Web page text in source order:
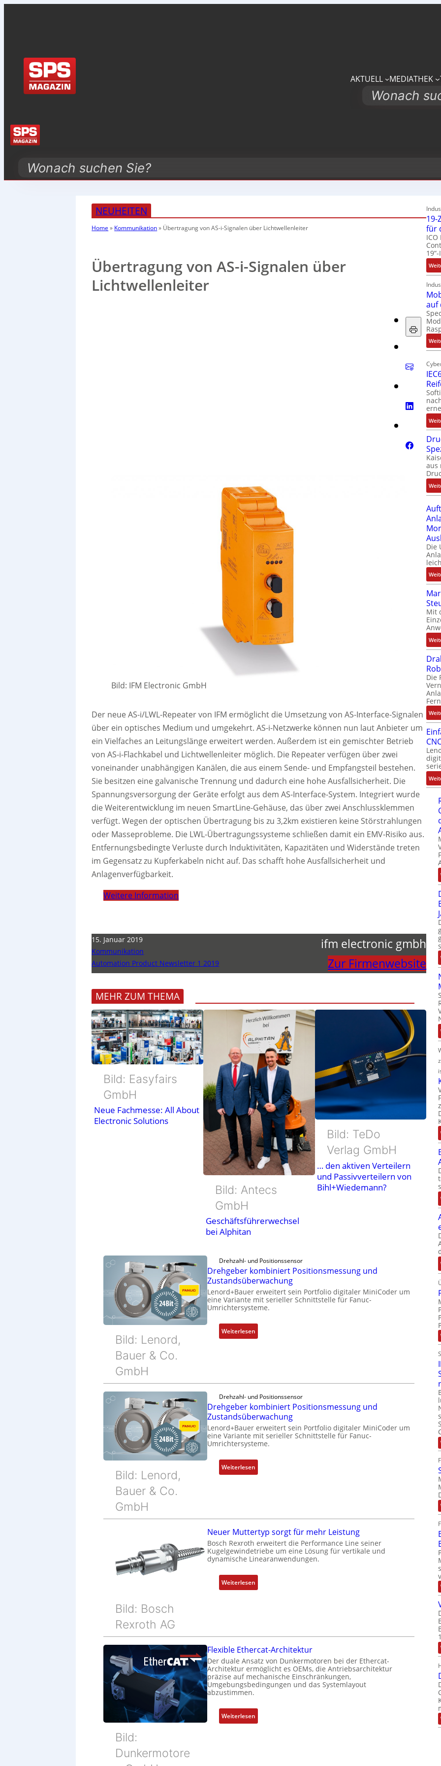
AKTUELL MEDIATHEK
Search
Search
NEUHEITEN
Home » Kommunikation» Übertragung von AS-i-Signalen über Lichtwellenleiter
Übertragung von AS-i-Signalen über
Lichtwellenleiter
Bild: IFM Electronic GmbH
Der neue AS-i/LWL-Repeater von IFM ermöglicht die Umsetzung von AS-Interface-Signalen
über ein optisches Medium und umgekehrt. AS-i-Netzwerke können nun laut Anbieter um
ein Vielfaches an Leitungslänge erweitert werden. Außerdem ist ein gemischter Betrieb
von AS-i-Flachkabel und Lichtwellenleiter möglich. Die Repeater verfügen über zwei
voneinander unabhängigen Kanälen, die aus einem Sende- und Empfangsteil bestehen.
Sie besitzen eine galvanische Trennung und dadurch eine hohe Ausfallsicherheit. Die
Spannungsversorgung der Geräte erfolgt aus dem AS-Interface-System. Integriert wurde
die Weiterentwicklung im neuen SmartLine-Gehäuse, das über zwei Anschlussklemmen
verfügt. Wegen der optischen Übertragung bis zu 3,2km existieren keine Störstrahlungen
oder Masseprobleme. Die LWL-Übertragungssysteme schließen damit ein EMV-Risiko aus.
Entfernungsbedingte Verluste durch Induktivitäten, Kapazitäten und Widerstände treten
im Gegensatz zu Kupferkabeln nicht auf. Das schafft hohe Ausfallsicherheit und
Anlagenverfügbarkeit.
Weitere Information
15. Januar 2019
Kommunikation
Automation Product Newsletter 1 2019
ifm electronic gmbh
Zur Firmenwebsite
MEHR ZUM THEMA
Bild: Easyfairs
GmbH
Neue Fachmesse: All About
Electronic Solutions
Bild: Antecs
GmbH
Geschäftsführerwechsel
bei Alphitan
Bild: TeDo
Verlag GmbH
… den aktiven Verteilern
und Passivverteilern von
Bihl+Wiedemann?
Bild: Lenord,
Bauer & Co.
GmbH
Drehzahl- und Positionssensor
Drehgeber kombiniert Positionsmessung und
Zustandsüberwachung
Lenord+Bauer erweitert sein Portfolio digitaler MiniCoder um
eine Variante mit serieller Schnittstelle für Fanuc-
Umrichtersysteme.
Weiterlesen:
D
g
e
e
k
o
b
i
r
P
o
s
i
s
s
u
n
n
d
Bild: Lenord,
Bauer & Co.
GmbH
Drehzahl- und Positionssensor
Drehgeber kombiniert Positionsmessung und
Zustandsüberwachung
Lenord+Bauer erweitert sein Portfolio digitaler MiniCoder um
eine Variante mit serieller Schnittstelle für Fanuc-
Umrichtersysteme.
Weiterlesen:
D
g
e
e
r
o
m
r
t
P
o
t
i
Bild: Bosch
Rexroth AG
Neuer Muttertyp sorgt für mehr Leistung
Bosch Rexroth erweitert die Performance Line seiner
Kugelgewindetriebe um eine Lösung für vertikale und
dynamische Linearanwendungen.
Weiterlesen:
N
u
t
t
e
y
Bild:
Dunkermotore
Flexible Ethercat-Architektur
Der duale Ansatz von Dunkermotoren bei der Ethercat-
Architektur ermöglicht es OEMs, die Antriebsarchitektur
präzise auf mechanische Einschränkungen,
Umgebungsbedingungen und das Systemlayout
abzustimmen.
Weiterlesen:
F
19-
für
auf
aus
Die
Mit
Die